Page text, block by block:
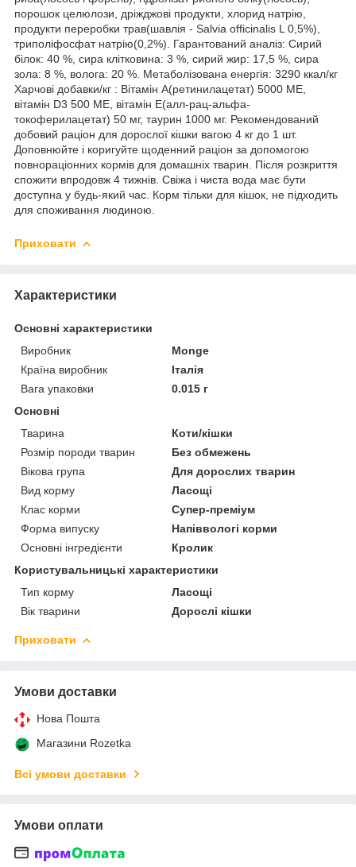
порошок целюлози, дріжджові продукти, хлорид натрію,
продукти переробки трав(шавлія - Salvia officinalis L 0,5%),
триполіфосфат натрію(0,2%). Гарантований аналіз: Сирий
білок: 40 %, сира клітковина: 3 %, сирий жир: 17,5 %, сира
зола: 8 %, волога: 20 %. Метаболізована енергія: 3290 ккал/кг
Харчові добавки/кг : Вітамін А(ретинилацетат) 5000 МЕ,
вітамін D3 500 МЕ, вітамін Е(алл-рац-альфа-
токоферилацетат) 50 мг, таурин 1000 мг. Рекомендований
добовий раціон для дорослої кішки вагою 4 кг до 1 шт.
Доповнюйте і коригуйте щоденний раціон за допомогою
повнораціонних кормів для домашніх тварин. Після розкриття
спожити впродовж 4 тижнів. Свіжа і чиста вода має бути
доступна у будь-який час. Корм тільки для кішок, не підходить
для споживання людиною.
Приховати
Характеристики
Основні характеристики
Виробник
Monge
Країна виробник
Італія
Вага упаковки
0.015 г
Основні
Тварина
Коти/кішки
Розмір породи тварин
Без обмежень
Вікова група
Для дорослих тварин
Вид корму
Ласощі
Клас корми
Супер-преміум
Форма випуску
Напіввологі корми
Основні інгредієнти
Кролик
Користувальницькі характеристики
Тип корму
Ласощі
Вік тварини
Дорослі кішки
Приховати
Умови доставки
Нова Пошта
Магазини Rozetka
Всі умови доставки
Умови оплати